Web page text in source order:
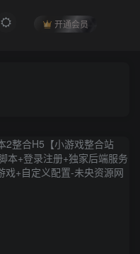
开通会员